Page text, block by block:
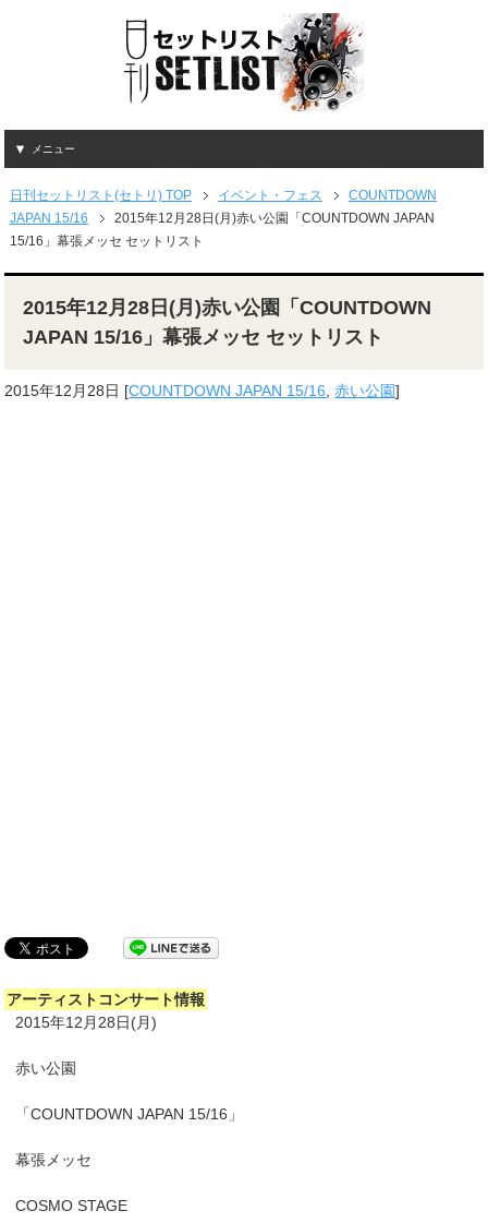
メニュー
日刊セットリスト(セトリ) TOP イベント・フェス
COUNTDOWN
JAPAN 15/16
2015年12月28日(月)赤い公園「COUNTDOWN JAPAN
15/16」幕張メッセ セットリスト
2015年12月28日(月)赤い公園「COUNTDOWN
JAPAN 15/16」幕張メッセ セットリスト
2015年12月28日 [COUNTDOWN JAPAN 15/16,赤い公園]
アーティストコンサート情報
2015年12月28日(月)
赤い公園
「COUNTDOWN JAPAN 15/16」
幕張メッセ
COSMO STAGE